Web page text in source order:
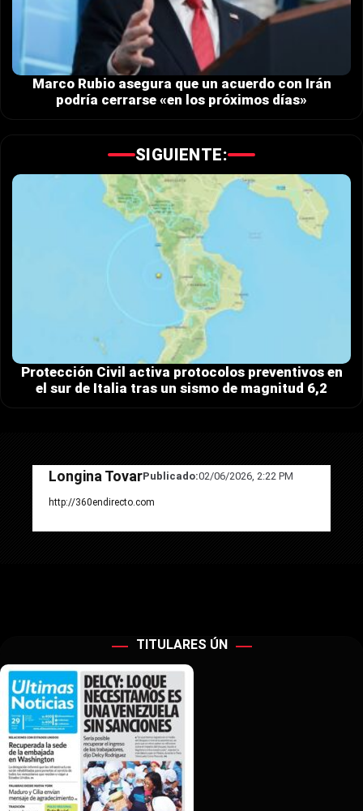
Marco Rubio asegura que un acuerdo con Irán
podría cerrarse «en los próximos días»
SIGUIENTE:
Protección Civil activa protocolos preventivos en
el sur de Italia tras un sismo de magnitud 6,2
Longina TovarPublicado:02/06/2026, 2:22 PM
http://360endirecto.com
TITULARES ÚN